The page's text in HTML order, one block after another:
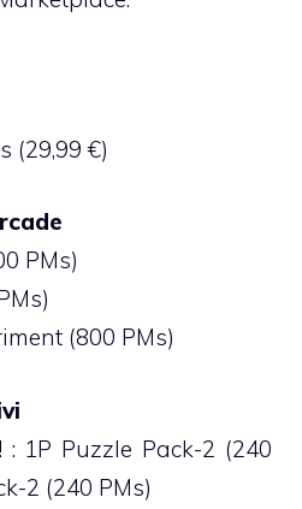
(29,99 €)
PMs)
(800 PMs)
: 1P Puzzle Pack-2 (240
2 (240 PMs)